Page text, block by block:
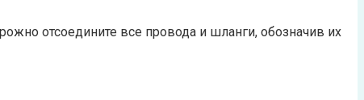
отсоедините все провода и шланги, обозначив их